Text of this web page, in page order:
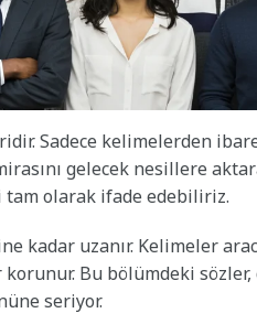
Sadece kelimelerden
gelecek nesillere
olarak ifade edebiliriz.
kadar uzanır. Kelimeler
Bu bölümdeki
seriyor.